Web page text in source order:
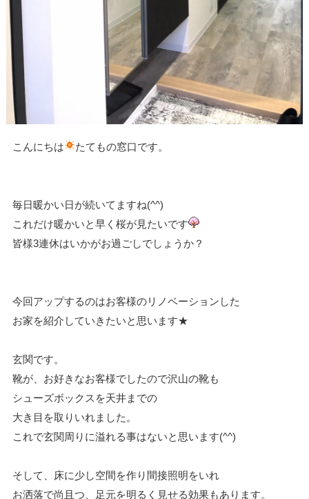
こんにちは たてもの窓口です。
毎日暖かい日が続いてますね(^^)
これだけ暖かいと早く桜が見たいです
皆様3連休はいかがお過ごしでしょうか？
今回アップするのはお客様のリノベーションした
お家を紹介していきたいと思います★
玄関です。
靴が、お好きなお客様でしたので沢山の靴も
シューズボックスを天井までの
大き目を取りいれました。
これで玄関周りに溢れる事はないと思います(^^)
そして、床に少し空間を作り間接照明をいれ
お洒落で尚且つ、足元を明るく見せる効果もあります。